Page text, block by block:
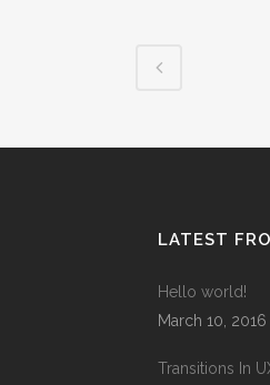
LATEST
Hello world!
March 10, 2016
Transitions In